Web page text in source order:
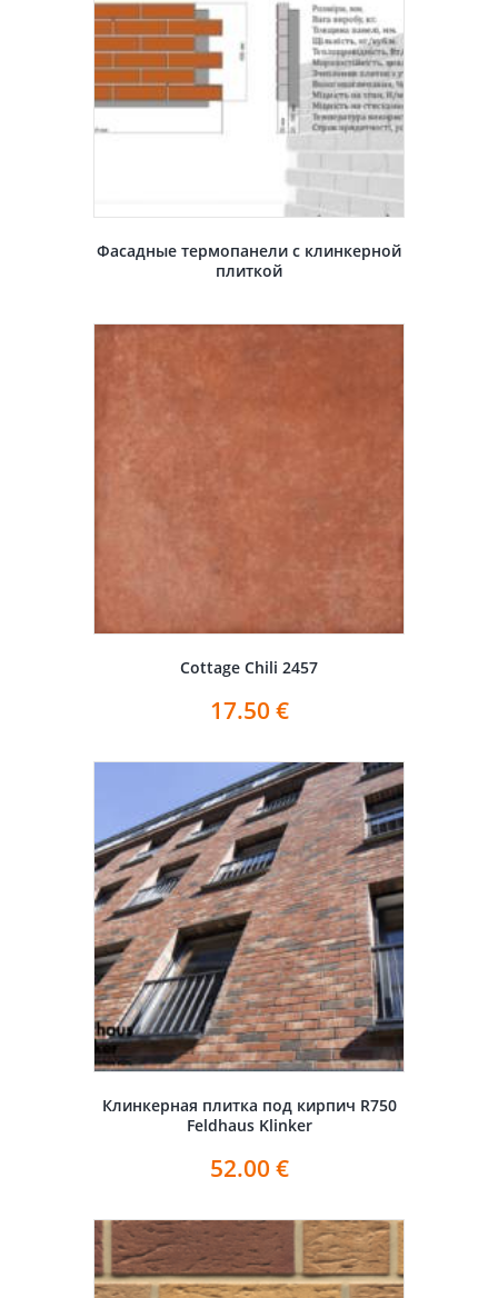
Фасадные термопанели с клинкерной
плиткой
Cottage Chili 2457
17.50 €
Клинкерная плитка под кирпич R750
Feldhaus Klinker
52.00 €